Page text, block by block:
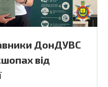
ДонДУВС
від